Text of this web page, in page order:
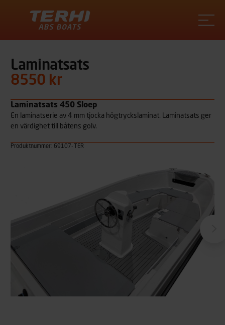
Laminatsats
8550 kr
Laminatsats 450 Sloep
En laminatserie av 4 mm tjocka högtryckslaminat. Laminatsats ger
en värdighet till båtens golv.
Produktnummer: 69107-TER